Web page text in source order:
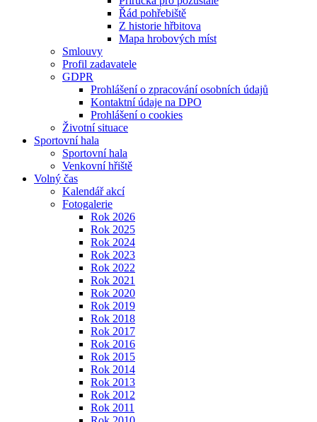
Řád pohřebiště
Z historie hřbitova
Mapa hrobových míst
Smlouvy
Profil zadavatele
GDPR
Prohlášení o zpracování osobních údajů
Kontaktní údaje na DPO
Prohlášení o cookies
Životní situace
Sportovní hala
Sportovní hala
Venkovní hřiště
Volný čas
Kalendář akcí
Fotogalerie
Rok 2026
Rok 2025
Rok 2024
Rok 2023
Rok 2022
Rok 2021
Rok 2020
Rok 2019
Rok 2018
Rok 2017
Rok 2016
Rok 2015
Rok 2014
Rok 2013
Rok 2012
Rok 2011